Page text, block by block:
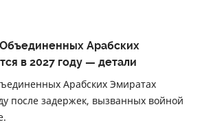
Арабских
в 2027 году — детали
Арабских Эмиратах
после задержек, вызванных войной